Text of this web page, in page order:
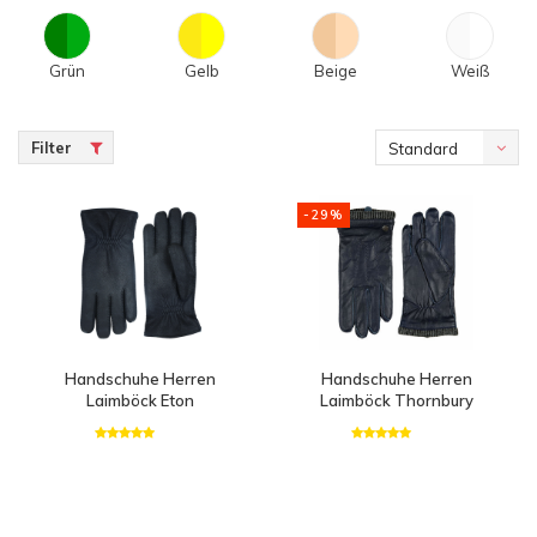
Grün Gelb Beige Weiß
Filter Standard
Handschuhe Herren
Laimböck Eton
-29%
Handschuhe Herren
Laimböck Thornbury